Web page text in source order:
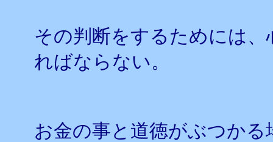
その判断をするためには
ればならない。
お金の事と道徳がぶつか